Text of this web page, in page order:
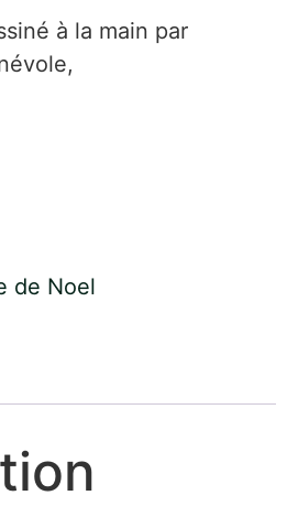
à la main par
de Noel